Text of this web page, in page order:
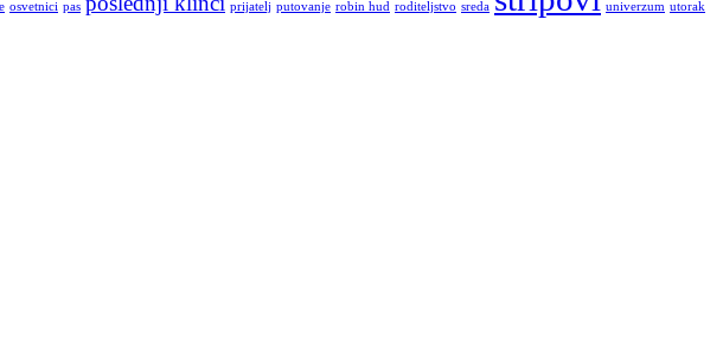
osvetnici pas prijatelj putovanje robin hud roditeljstvo sreda univerzum utorak